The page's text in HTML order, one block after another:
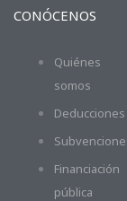
CONÓCENOS
Quiénes
somos
Deducciones
Financiación
pública